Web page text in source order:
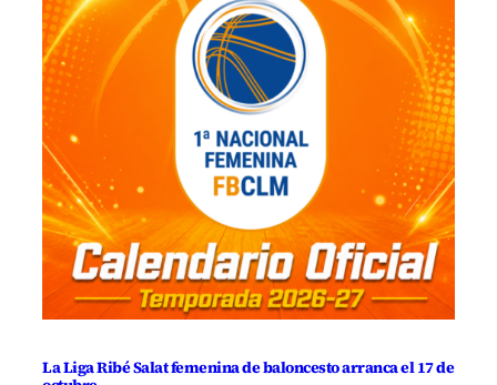
La Liga Ribé Salat femenina de baloncesto arranca el 17 de